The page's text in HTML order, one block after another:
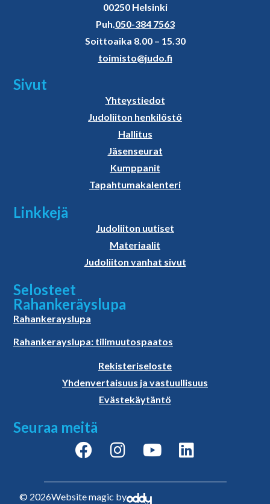
00250 Helsinki
Puh. 050-384 7563
Soittoaika 8.00 – 15.30
toimisto@judo.fi
Sivut
Yhteystiedot
Judoliiton henkilöstö
Hallitus
Jäsenseurat
Kumppanit
Tapahtumakalenteri
Linkkejä
Judoliiton uutiset
Materiaalit
Judoliiton vanhat sivut
Selosteet
Rahankeräyslupa
Rahankerayslupa
Rahankerayslupa: tilimuutospaatos
Rekisteriseloste
Yhdenvertaisuus ja vastuullisuus
Evästekäytäntö
Seuraa meitä
© 2026Website magic by